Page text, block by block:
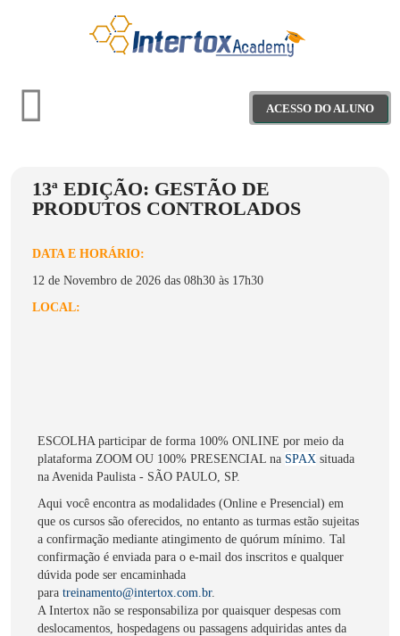
ACESSO DO ALUNO
Treinamentos
Webinars
13ª EDIÇÃO: GESTÃO DE
PRODUTOS CONTROLADOS
DATA E HORÁRIO:
12 de Novembro de 2026 das 08h30 às 17h30
LOCAL:
ESCOLHA participar de forma 100% ONLINE por meio da
plataforma ZOOM OU 100% PRESENCIAL na SPAX situada
na Avenida Paulista - SÃO PAULO, SP.
Aqui você encontra as modalidades (Online e Presencial) em
que os cursos são oferecidos, no entanto as turmas estão sujeitas
a confirmação mediante atingimento de quórum mínimo. Tal
confirmação é enviada para o e-mail dos inscritos e qualquer
dúvida pode ser encaminhada
para treinamento@intertox.com.br.
A Intertox não se responsabiliza por quaisquer despesas com
deslocamentos, hospedagens ou passagens adquiridas antes da